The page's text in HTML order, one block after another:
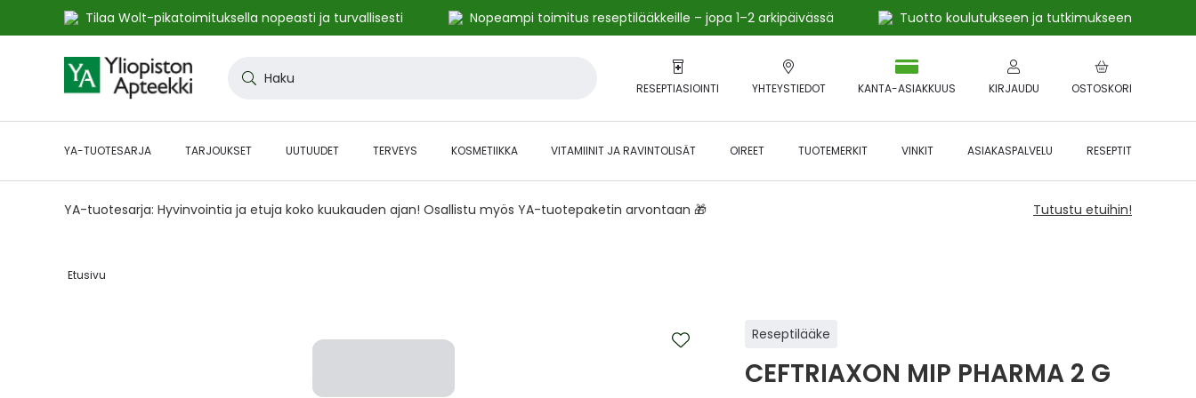
Tilaa Wolt-pikatoimituksella nopeasti ja turvallisesti Nopeampi toimitus reseptilääkkeille – jopa 1–2 arkipäivässä
Tuotto koulutukseen ja tutkimukseen
to
Content
RESEPTIASIOINTI YHTEYSTIEDOT OSTOSKORI
KANTA-ASIAKKUUS KIRJAUDU
YA-TUOTESARJA TARJOUKSET UUTUUDET TERVEYS KOSMETIIKKA VITAMIINIT JA RAVINTOLISÄT OIREET TUOTEMERKIT VINKIT ASIAKASPALVELU RESEPTIT
YA-tuotesarja: Hyvinvointia ja etuja koko kuukauden ajan! Osallistu myös YA-tuotepaketin arvontaan 🎁 Tutustu etuihin!
Etusivu‎
Reseptilääke
CEFTRIAXON MIP PHARMA 2 G